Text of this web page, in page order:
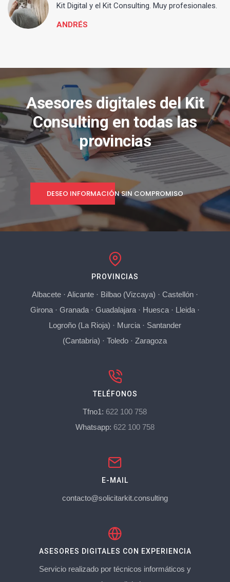
Kit Digital y el Kit Consulting. Muy profesionales.
ANDRÉS
Asesores digitales del Kit
Consulting en todas las
provincias
DESEO INFORMACIÓN SIN COMPROMISO
PROVINCIAS
Albacete· Alicante· Bilbao (Vizcaya) · Castellón·
Girona· Granada· Guadalajara· Huesca· Lleida·
Logroño (La Rioja) · Murcia· Santander
(Cantabria) ·Toledo ·Zaragoza
TELÉFONOS
Tfno1: 622 100 758
Whatsapp: 622 100 758
E-MAIL
contacto@solicitarkit.consulting
ASESORES DIGITALES CON EXPERIENCIA
Servicio realizado por técnicos informáticos y